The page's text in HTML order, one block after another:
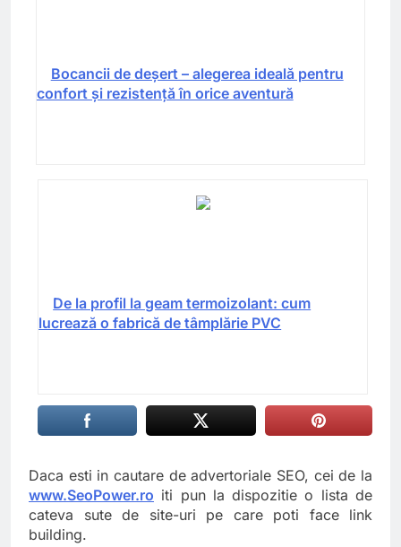
Bocancii de deșert – alegerea ideală pentru
confort și rezistență în orice aventură
De la profil la geam termoizolant: cum
lucrează o fabrică de tâmplărie PVC
Daca esti in cautare de advertoriale SEO, cei de la
www.SeoPower.ro iti pun la dispozitie o lista de
cateva sute de site-uri pe care poti face link
building.